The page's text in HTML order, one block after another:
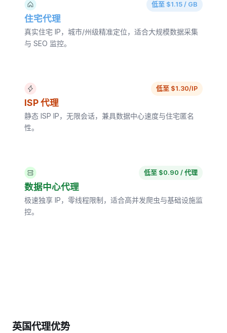
低至 $1.15 / GB
住宅代理
真实住宅 IP，城市/州级精准定位，适合大规模数据采集
与 SEO 监控。
低至 $1.30/IP
ISP 代理
静态 ISP IP，无限会话，兼具数据中心速度与住宅匿名
性。
低至 $0.90 / 代理
数据中心代理
极速独享 IP，零线程限制，适合高并发爬虫与基础设施监
控。
英国代理优势